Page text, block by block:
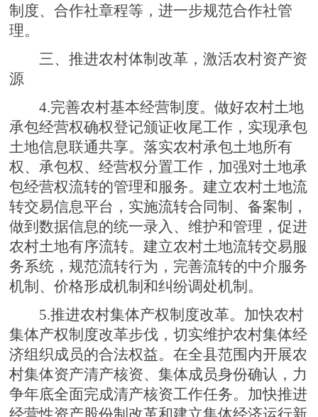
制度、合作社章程等，进一步规范合作社管
理。
三、推进农村体制改革，激活农村资产资
源
4.完善农村基本经营制度。做好农村土地
承包经营权确权登记颁证收尾工作，实现承包
土地信息联通共享。落实农村承包土地所有
权、承包权、经营权分置工作，加强对土地承
包经营权流转的管理和服务。建立农村土地流
转交易信息平台，实施流转合同制、备案制，
做到数据信息的统一录入、维护和管理，促进
农村土地有序流转。建立农村土地流转交易服
务系统，规范流转行为，完善流转的中介服务
机制、价格形成机制和纠纷调处机制。
5.推进农村集体产权制度改革。加快农村
集体产权制度改革步伐，切实维护农村集体经
济组织成员的合法权益。在全县范围内开展农
村集体资产清产核资、集体成员身份确认，力
争年底全面完成清产核资工作任务。加快推进